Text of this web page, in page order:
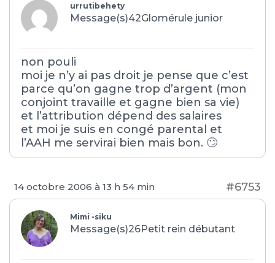
urrutibehety
Message(s)42Glomérule junior
non pouli
moi je n’y ai pas droit je pense que c’est
parce qu’on gagne trop d’argent (mon
conjoint travaille et gagne bien sa vie)
et l’attribution dépend des salaires
et moi je suis en congé parental et
l’AAH me servirai bien mais bon. 🙄
14 octobre 2006 à 13 h 54 min #6753
Mimi -siku
Message(s)26Petit rein débutant